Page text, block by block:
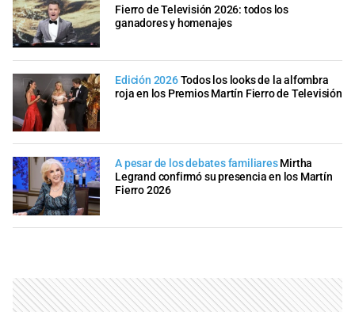
Fierro de Televisión 2026: todos los
ganadores y homenajes
Edición 2026Todos los looks de la alfombra
roja en los Premios Martín Fierro de Televisión
A pesar de los debates familiares Mirtha
Legrand confirmó su presencia en los Martín
Fierro 2026